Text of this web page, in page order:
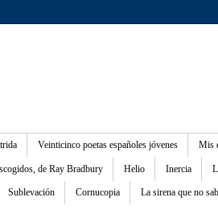
Veinticinco poetas españoles jóvenes Mis
de Ray Bradbury Helio Inercia
Sublevación Cornucopia La sirena que no